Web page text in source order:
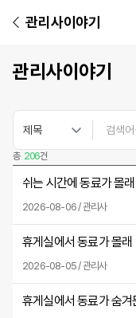
관리사이야기
관리사이야기
총 206건
쉬는 시간에 동료가 몰
2026-08-06 / 관리사
휴게실에서 동료가 몰래
2026-08-05 / 관리사
휴게실에서 동료가 숨겨